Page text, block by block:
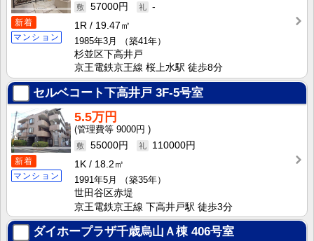
新着
マンション
57000円
-
1R
19.47㎡
1985年3月
（築41年）
杉並区下高井戸
京王電鉄京王線 桜上水駅 徒歩8分
セルベコート下高井戸 3F-5号室
新着
マンション
5.5万円
9000円
55000円
110000円
1K
18.2㎡
1991年5月
（築35年）
世田谷区赤堤
京王電鉄京王線 下高井戸駅 徒歩3分
ダイホープラザ千歳烏山Ａ棟406号室